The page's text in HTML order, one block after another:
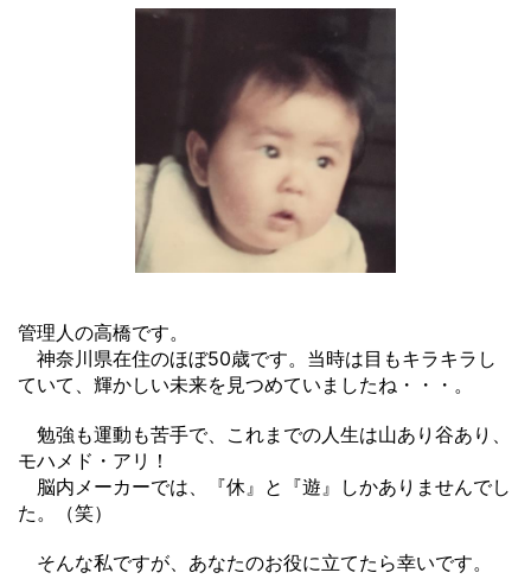
管理人の高橋です。
神奈川県在住のほぼ50歳です。当時は目もキラキラし
ていて、輝かしい未来を見つめていましたね・・・。
勉強も運動も苦手で、これまでの人生は山あり谷あり、
モハメド・アリ！
脳内メーカーでは、『休』と『遊』しかありませんでし
た。（笑）
そんな私ですが、あなたのお役に立てたら幸いです。